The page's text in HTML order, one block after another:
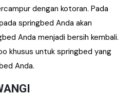
dengan kotoran. Pada
springbed Anda akan
Anda menjadi bersih kembali.
khusus untuk springbed yang
Anda.